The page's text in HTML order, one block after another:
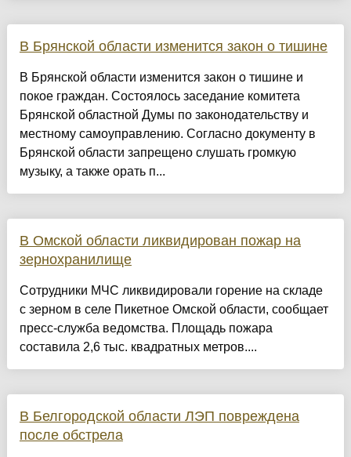
В Брянской области изменится закон о тишине
В Брянской области изменится закон о тишине и
покое граждан. Состоялось заседание комитета
Брянской областной Думы по законодательству и
местному самоуправлению. Согласно документу в
Брянской области запрещено слушать громкую
музыку, а также орать п...
В Омской области ликвидирован пожар на
зернохранилище
Сотрудники МЧС ликвидировали горение на складе
с зерном в селе Пикетное Омской области, сообщает
пресс-служба ведомства. Площадь пожара
составила 2,6 тыс. квадратных метров....
В Белгородской области ЛЭП повреждена
после обстрела